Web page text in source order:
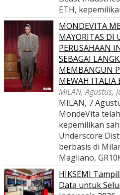
ETH,
MONDEVITA
MAYORITAS DI
PERUSAHAAN
SEBAGAI
MEMBANGUN
MEWAH ITALIA
MILAN, Agustus,
MILAN, 7
MondeVita
kepemilikan
Underscore
berbasis di
Magliano,
HIKSEMI
Data untuk